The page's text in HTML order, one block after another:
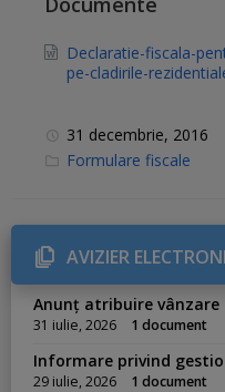
Declaratie-fiscala-
pe-cladirile-
31 decembrie, 2016
C
r
i
e
s
Formulare fiscale
AVIZIER
Anunț atribuire vânzare
31 iulie, 2026 1 document
Informare privind
29 iulie, 2026 1 document